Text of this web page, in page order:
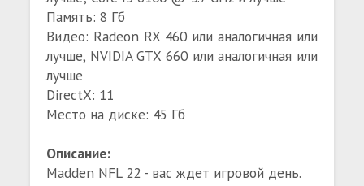
Память: 8 Гб
Видео: Radeon RX 460 или аналогичная или
лучше, NVIDIA GTX 660 или аналогичная или
лучше
DirectX: 11
Место на диске: 45 Гб
Описание:
Madden NFL 22 - вас ждет игровой день.